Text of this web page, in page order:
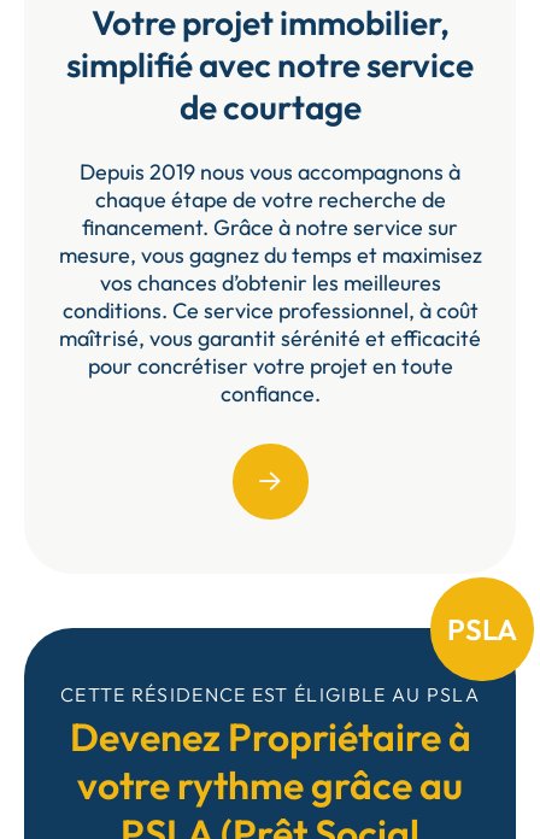
Votre projet immobilier,
simplifié avec notre service
de courtage
Depuis 2019 nous vous accompagnons à
chaque étape de votre recherche de
financement. Grâce à notre service sur
mesure, vous gagnez du temps et maximisez
vos chances d’obtenir les meilleures
conditions. Ce service professionnel, à coût
maîtrisé, vous garantit sérénité et efficacité
pour concrétiser votre projet en toute
confiance.
CETTE RÉSIDENCE EST ÉLIGIBLE AU PSLA
Devenez Propriétaire à
votre rythme grâce au
PSLA